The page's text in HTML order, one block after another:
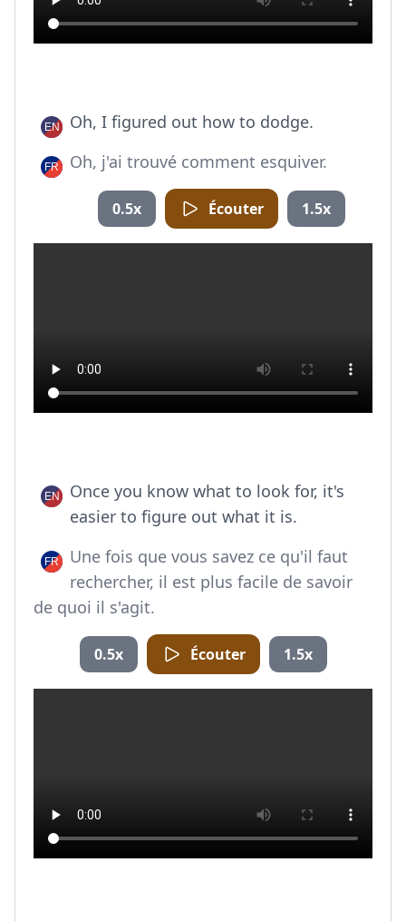
Oh, I figured out how to dodge.
Oh, j'ai trouvé comment esquiver.
0.5x Écouter 1.5x
Once you know what to look for, it's
easier to figure out what it is.
Une fois que vous savez ce qu'il faut
rechercher, il est plus facile de savoir
de quoi il s'agit.
0.5x Écouter 1.5x